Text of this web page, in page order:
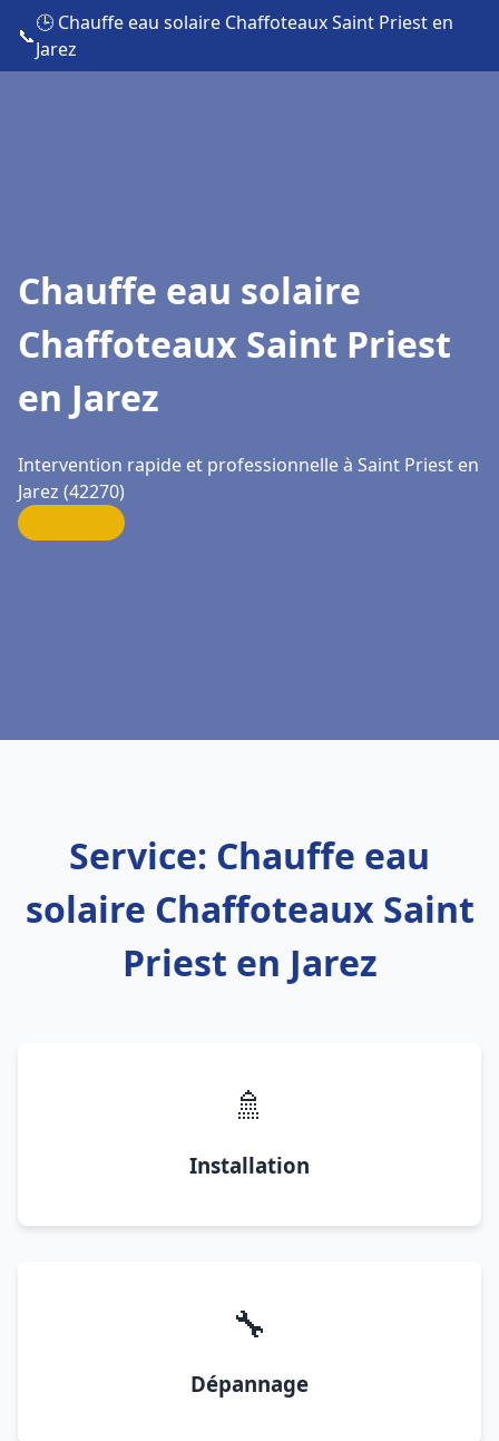
📞
🕒 Chauffe eau solaire Chaffoteaux Saint Priest en
Jarez
Chauffe eau solaire
Chaffoteaux Saint Priest
en Jarez
Intervention rapide et professionnelle à Saint Priest en
Jarez (42270)
Service: Chauffe eau
solaire Chaffoteaux Saint
Priest en Jarez
🚿
Installation
🔧
Dépannage